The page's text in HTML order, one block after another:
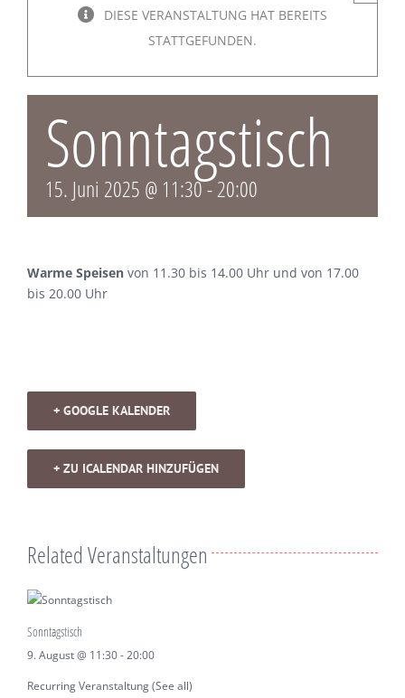
DIESE VERANSTALTUNG HAT BEREITS
STATTGEFUNDEN.
Sonntagstisch
15. Juni 2025 @ 11:30-20:00
Warme Speisen von 11.30 bis 14.00 Uhr und von 17.00
bis 20.00 Uhr
+ GOOGLE KALENDER
+ ZU ICALENDAR HINZUFÜGEN
Related Veranstaltungen
Sonntagstisch
9. August @ 11:30-20:00
Recurring Veranstaltung(See all)